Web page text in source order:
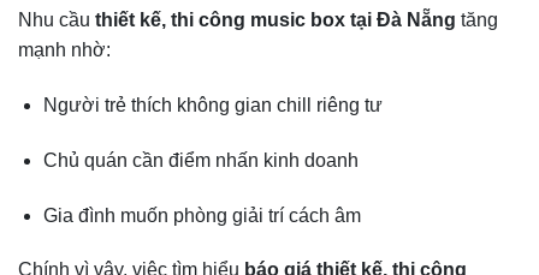
Nhu cầu thiết kế, thi công music box tại Đà Nẵng tăng
mạnh nhờ:
Người trẻ thích không gian chill riêng tư
Chủ quán cần điểm nhấn kinh doanh
Gia đình muốn phòng giải trí cách âm
Chính vì vậy, việc tìm hiểu báo giá thiết kế, thi công